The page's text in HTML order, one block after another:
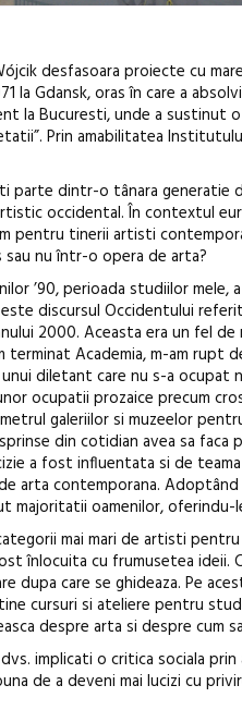
desfasoara proiecte cu
la Gdansk, oras în care a
la Bucuresti, unde a
Prin amabilitatea
parte dintr-o tânara generatie
occidental. În contextul
pentru tinerii artisti
nu într-o opera de arta?
’90, perioada studiilor
discursul Occidentului
2000. Aceasta era un fel
terminat Academia, m-am
diletant care nu s-a
ocupatii prozaice precum
galeriilor si muzeelor
din cotidian avea sa faca
a fost influentata si de
arta contemporana.
majoritatii oamenilor,
mai mari de artisti
înlocuita cu frumusetea
dupa care se ghideaza. Pe
cursuri si ateliere pentru
despre arta si despre cum
implicati o critica sociala
de a deveni mai lucizi cu